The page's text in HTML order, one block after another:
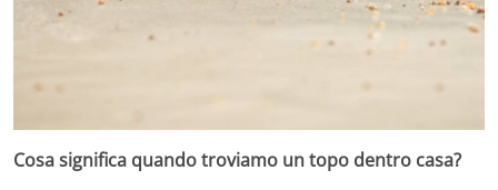
Cosa significa quando troviamo un topo dentro casa?